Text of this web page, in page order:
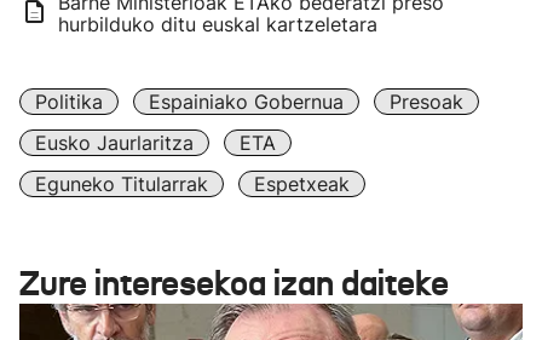
hurbilduko ditu euskal kartzeletara
Politika Espainiako Gobernua
Presoak
Eusko Jaurlaritza
ETA
Eguneko Titularrak
Espetxeak
Zure interesekoa izan daiteke